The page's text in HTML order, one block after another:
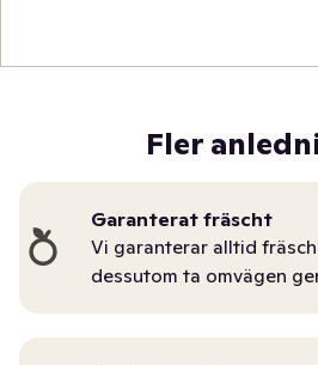
Fler
Garanterat fräscht
Vi garanterar alltid
dessutom ta omvägen